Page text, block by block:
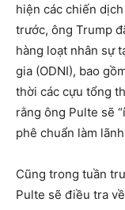
hiện các chiến
trước, ông Trump
hàng loạt nhân sự
gia (ODNI), bao
thời các cựu tổng
rằng ông Pulte sẽ
phê chuẩn làm
Cũng trong tuần
Pulte sẽ điều tra